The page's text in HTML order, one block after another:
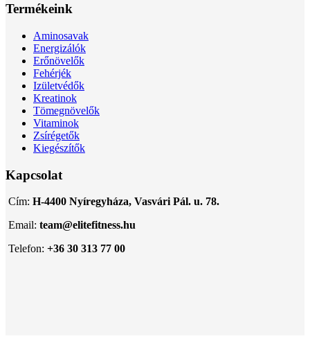
Termékeink
Aminosavak
Energizálók
Erőnövelők
Fehérjék
Izületvédők
Kreatinok
Tömegnövelők
Vitaminok
Zsírégetők
Kiegészítők
Kapcsolat
Cím: H-4400 Nyíregyháza, Vasvári Pál. u. 78.
Email: team@elitefitness.hu
Telefon: +36 30 313 77 00